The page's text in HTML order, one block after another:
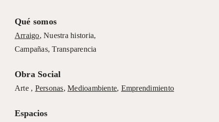
Qué somos
Arraigo,Nuestra historia,
Campañas, Transparencia
Obra Social
Arte , Personas,Medioambiente, Emprendimiento
Espacios